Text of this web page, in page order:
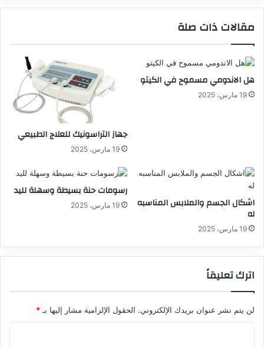
مقالات ذات صلة
هل الاندومي مسموح في الكيتو
19 مارس، 2025
جهاز التراسونيك للعلاج الطبيعي
19 مارس، 2025
اشكال الجسم والملابس المناسبه
له
19 مارس، 2025
رسومات حنة بسيطة وسهلة لليد
19 مارس، 2025
اترك تعليقاً
لن يتم نشر عنوان بريدك الإلكتروني. الحقول الإلزامية مشار إليها بـ *